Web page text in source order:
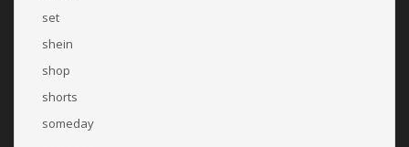
set
shein
shop
shorts
someday